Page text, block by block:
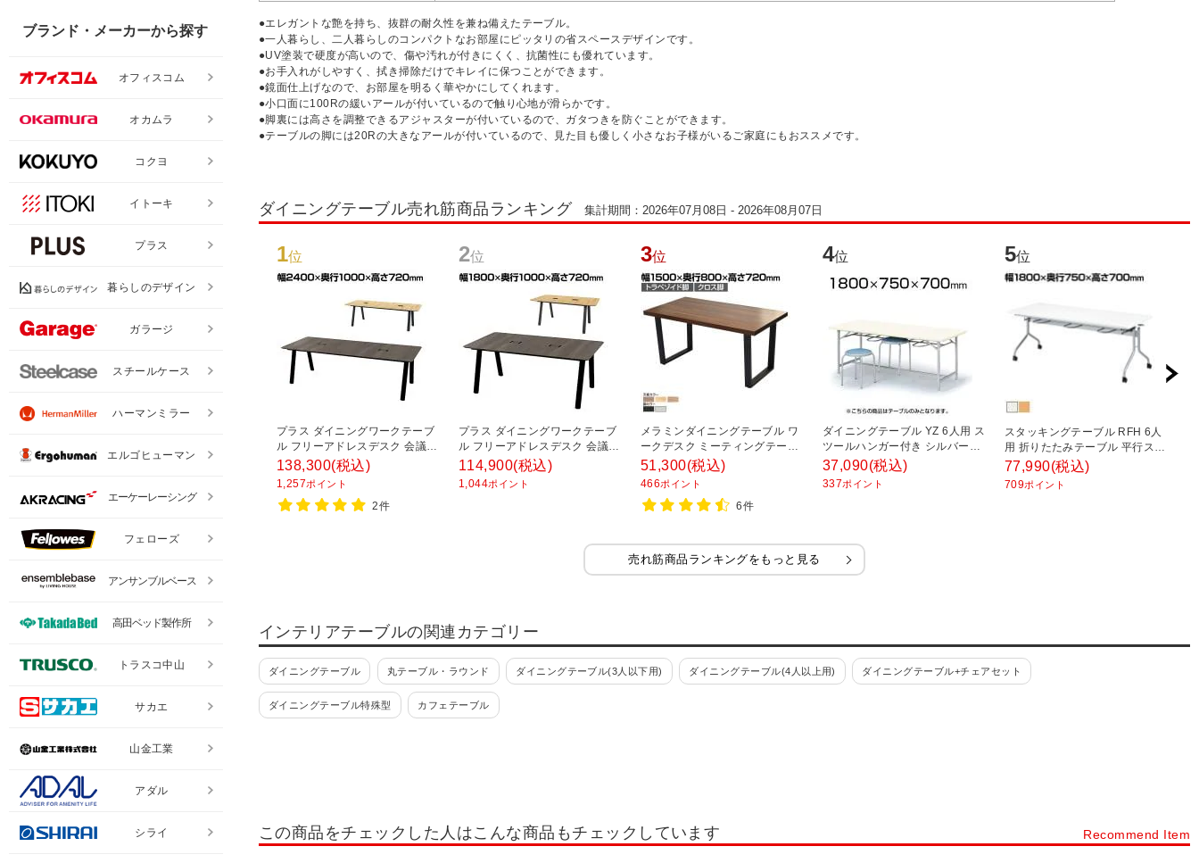
●エレガントな艶を持ち、抜群の耐久性を兼ね備えたテーブル。
●一人暮らし、二人暮らしのコンパクトなお部屋にピッタリの省スペースデザインです。
●UV塗装で硬度が高いので、傷や汚れが付きにくく、抗菌性にも優れています。
●お手入れがしやすく、拭き掃除だけでキレイに保つことができます。
●鏡面仕上げなので、お部屋を明るく華やかにしてくれます。
●小口面に100Rの緩いアールが付いているので触り心地が滑らかです。
●脚裏には高さを調整できるアジャスターが付いているので、ガタつきを防ぐことができます。
●テーブルの脚には20Rの大きなアールが付いているので、見た目も優しく小さなお子様がいるご家庭にもおススメです。
ダイニングテーブル売れ筋商品ランキング 集計期間：2026年07月08日 - 2026年08月07日
1位
プラス ダイニングワークテーブ
ル フリーアドレスデスク 会議テ
ーブル ミーティングテーブル 配
線収納付き 幅2400×奥行1000×
高さ720mm
138,300(税込)
1,257ポイント
2件
2位
プラス ダイニングワークテーブ
ル フリーアドレスデスク 会議テ
ーブル ミーティングテーブル 配
線収納付き 幅1800×奥行1000×
高さ720mm
114,900(税込)
1,044ポイント
3位
メラミンダイニングテーブル ワ
ークデスク ミーティングテーブ
ル スチール脚 幅1500×奥行800×
高さ720mm
51,300(税込)
466ポイント
6件
4位
ダイニングテーブル YZ 6人用 ス
ツールハンガー付き シルバー塗
装脚 国産 幅1800×奥行750×高さ
700mm YZ-1875C 椅子掛け 食堂
テーブル 休憩室
37,090(税込)
337ポイント
5位
スタッキングテーブル RFH 6人
用 折りたたみテーブル 平行スタ
ッキング キャスター付き 国産 幅
1800×奥行750×高さ700mm 椅子
掛け 天板跳ね上げ 食堂テーブル
77,990(税込)
709ポイント
売れ筋商品ランキングをもっと見る
インテリアテーブルの関連カテゴリー
ダイニングテーブル 丸テーブル・ラウンド ダイニングテーブル(3人以下用) ダイニングテーブル(4人以上用) ダイニングテーブル+チェアセット
ダイニングテーブル特殊型 カフェテーブル
この商品をチェックした人はこんな商品もチェックしています Recommend Item
ブランド・メーカーから探す
オフィスコム
オカムラ
コクヨ
イトーキ
プラス
暮らしのデザイン
ガラージ
スチールケース
ハーマンミラー
エルゴヒューマン
エーケーレーシング
フェローズ
アンサンブルベース
高田ベッド製作所
トラスコ中山
サカエ
山金工業
アダル
シライ